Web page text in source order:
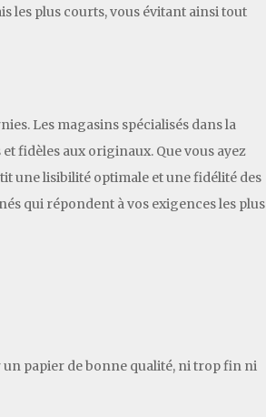
les plus courts, vous évitant ainsi tout
Les magasins spécialisés dans la
fidèles aux originaux. Que vous ayez
une lisibilité optimale et une fidélité des
qui répondent à vos exigences les plus
un papier de bonne qualité, ni trop fin ni